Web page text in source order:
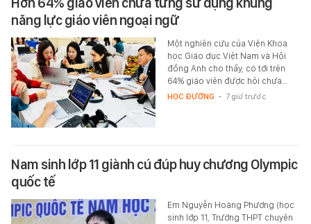
năng lực giáo viên ngoại ngữ
Một nghiên cứu của Viện Khoa
học Giáo dục Việt Nam và Hội
đồng Anh cho thấy, có tới trên
64% giáo viên được hỏi chưa…
HỌC ĐƯỜNG - 7 giờ trước
Nam sinh lớp 11 giành cú đúp huy chương Olympic
quốc tế
Em Nguyễn Hoàng Phương (học
sinh lớp 11, Trường THPT chuyên